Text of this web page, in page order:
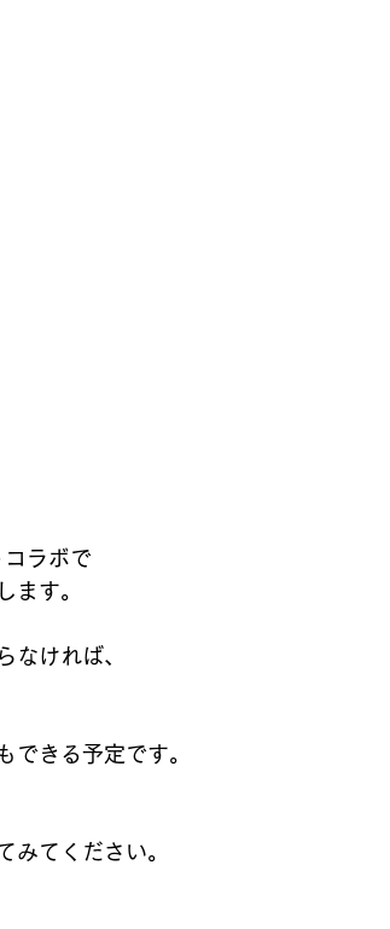
ラボで
ます。
なければ、
できる予定です。
みてください。